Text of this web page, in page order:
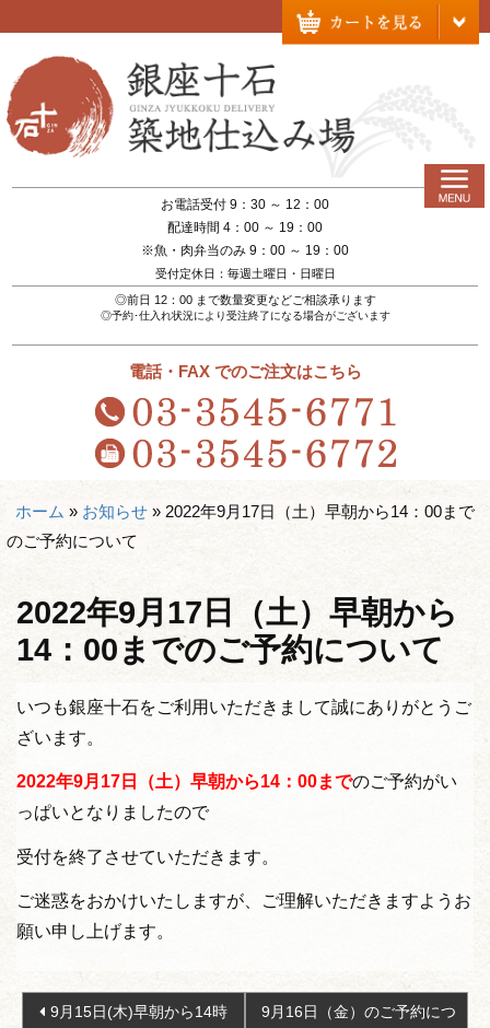
お電話受付 9：30 ～ 12：00
配達時間 4：00 ～ 19：00
※魚・肉弁当のみ 9：00 ～ 19：00
受付定休日：毎週土曜日・日曜日
◎前日 12：00 まで数量変更などご相談承ります
◎予約･仕入れ状況により受注終了になる場合がございます
電話・FAX でのご注文はこちら
ホーム » お知らせ » 2022年9月17日（土）早朝から14：00まで
のご予約について
2022年9月17日（土）早朝から
14：00までのご予約について
いつも銀座十石をご利用いただきまして誠にありがとうご
ざいます。
2022年9月17日（土）早朝から14：00までのご予約がい
っぱいとなりましたので
受付を終了させていただきます。
ご迷惑をおかけいたしますが、ご理解いただきますようお
願い申し上げます。
投 9月15日(木)早朝から14時
9月16日（金）のご予約につ